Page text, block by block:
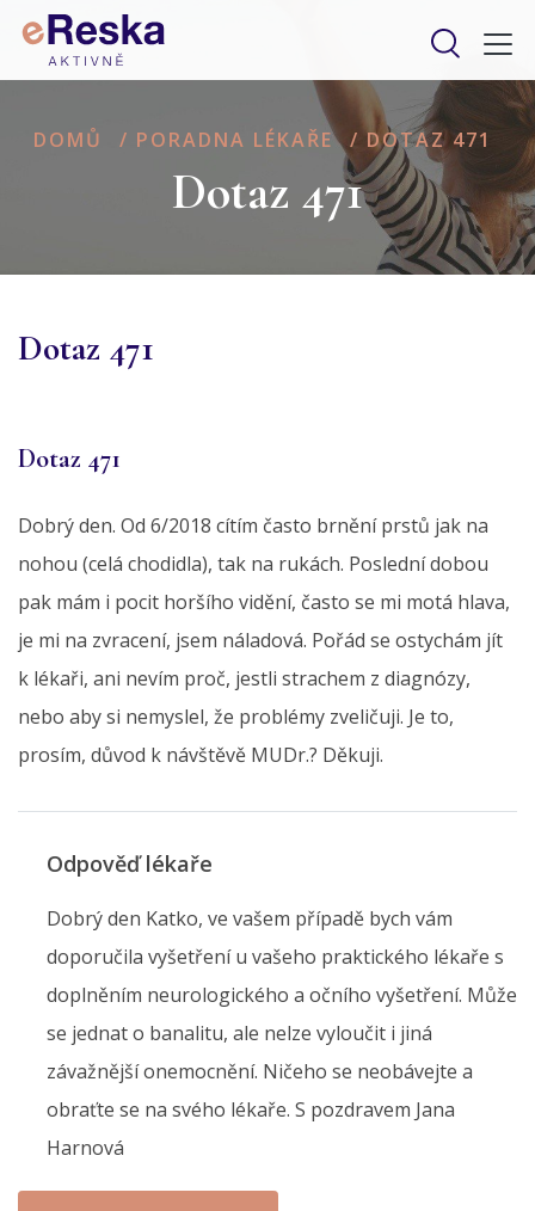
DOMŮ / PORADNA LÉKAŘE / DOTAZ 471
Dotaz 471
Dotaz 471
Dotaz 471
Dobrý den. Od 6/2018 cítím často brnění prstů jak na
nohou (celá chodidla), tak na rukách. Poslední dobou
pak mám i pocit horšího vidění, často se mi motá hlava,
je mi na zvracení, jsem náladová. Pořád se ostychám jít
k lékaři, ani nevím proč, jestli strachem z diagnózy,
nebo aby si nemyslel, že problémy zveličuji. Je to,
prosím, důvod k návštěvě MUDr.? Děkuji.
Odpověď lékaře
Dobrý den Katko, ve vašem případě bych vám
doporučila vyšetření u vašeho praktického lékaře s
doplněním neurologického a očního vyšetření. Může
se jednat o banalitu, ale nelze vyloučit i jiná
závažnější onemocnění. Ničeho se neobávejte a
obraťte se na svého lékaře. S pozdravem Jana
Harnová